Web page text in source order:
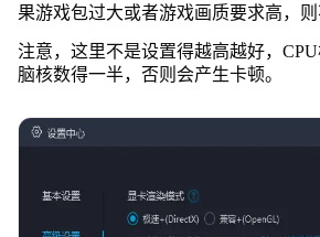
果游戏包过大或者游戏画质要求高，则
注意，这里不是设置得越高越好，
脑核数得一半，否则会产生卡顿。